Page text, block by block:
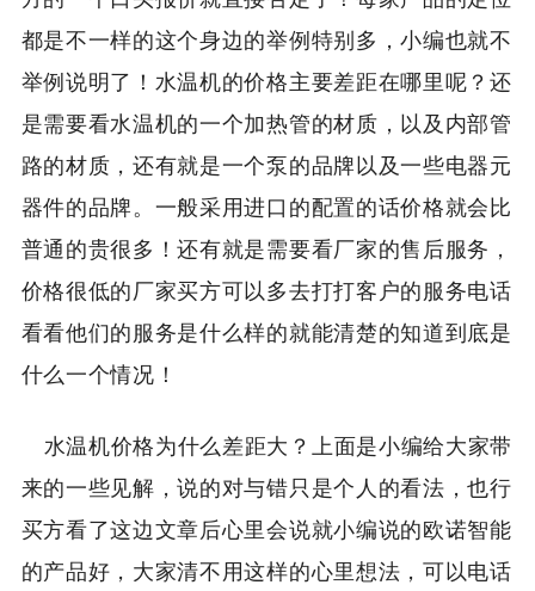
都是不一样的这个身边的举例特别多，小编也就不
举例说明了！水温机的价格主要差距在哪里呢？还
是需要看水温机的一个加热管的材质，以及内部管
路的材质，还有就是一个泵的品牌以及一些电器元
器件的品牌。一般采用进口的配置的话价格就会比
普通的贵很多！还有就是需要看厂家的售后服务，
价格很低的厂家买方可以多去打打客户的服务电话
看看他们的服务是什么样的就能清楚的知道到底是
什么一个情况！
水温机价格为什么差距大？上面是小编给大家带
来的一些见解，说的对与错只是个人的看法，也行
买方看了这边文章后心里会说就小编说的欧诺智能
的产品好，大家清不用这样的心里想法，可以电话